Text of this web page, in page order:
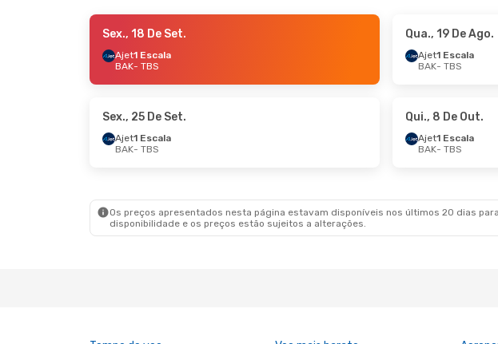
- Dom., 6 De Set.
Sex., 18 De Set.
Ajet1 Escala
BAK- TBS
Qua., 19 De Ago.
Ajet1 Escala
BAK- TBS
Sex., 25 De Set.
Ajet1 Escala
BAK- TBS
Qui., 8 De Out.
Ajet1 Escala
BAK- TBS
Os preços apresentados nesta página estavam disponíveis nos últimos 20 dias
disponibilidade e os preços estão sujeitos a alterações.